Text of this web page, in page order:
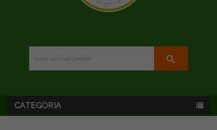
search
CATEGORIA